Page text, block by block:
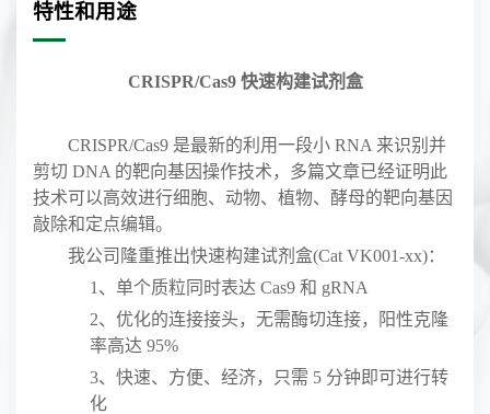
特性和用途
CRISPR/Cas9 快速构建试剂盒
CRISPR/Cas9 是最新的利用一段小 RNA 来识别并
剪切 DNA 的靶向基因操作技术，多篇文章已经证明此
技术可以高效进行细胞、动物、植物、酵母的靶向基因
敲除和定点编辑。
我公司隆重推出快速构建试剂盒(Cat VK001-xx)：
1、 单个质粒同时表达 Cas9 和 gRNA
2、 优化的连接接头，无需酶切连接，阳性克隆
率高达 95%
3、 快速、方便、经济，只需 5 分钟即可进行转
化